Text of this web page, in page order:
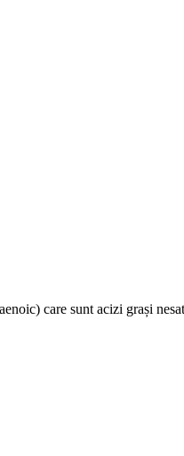
care sunt acizi grași